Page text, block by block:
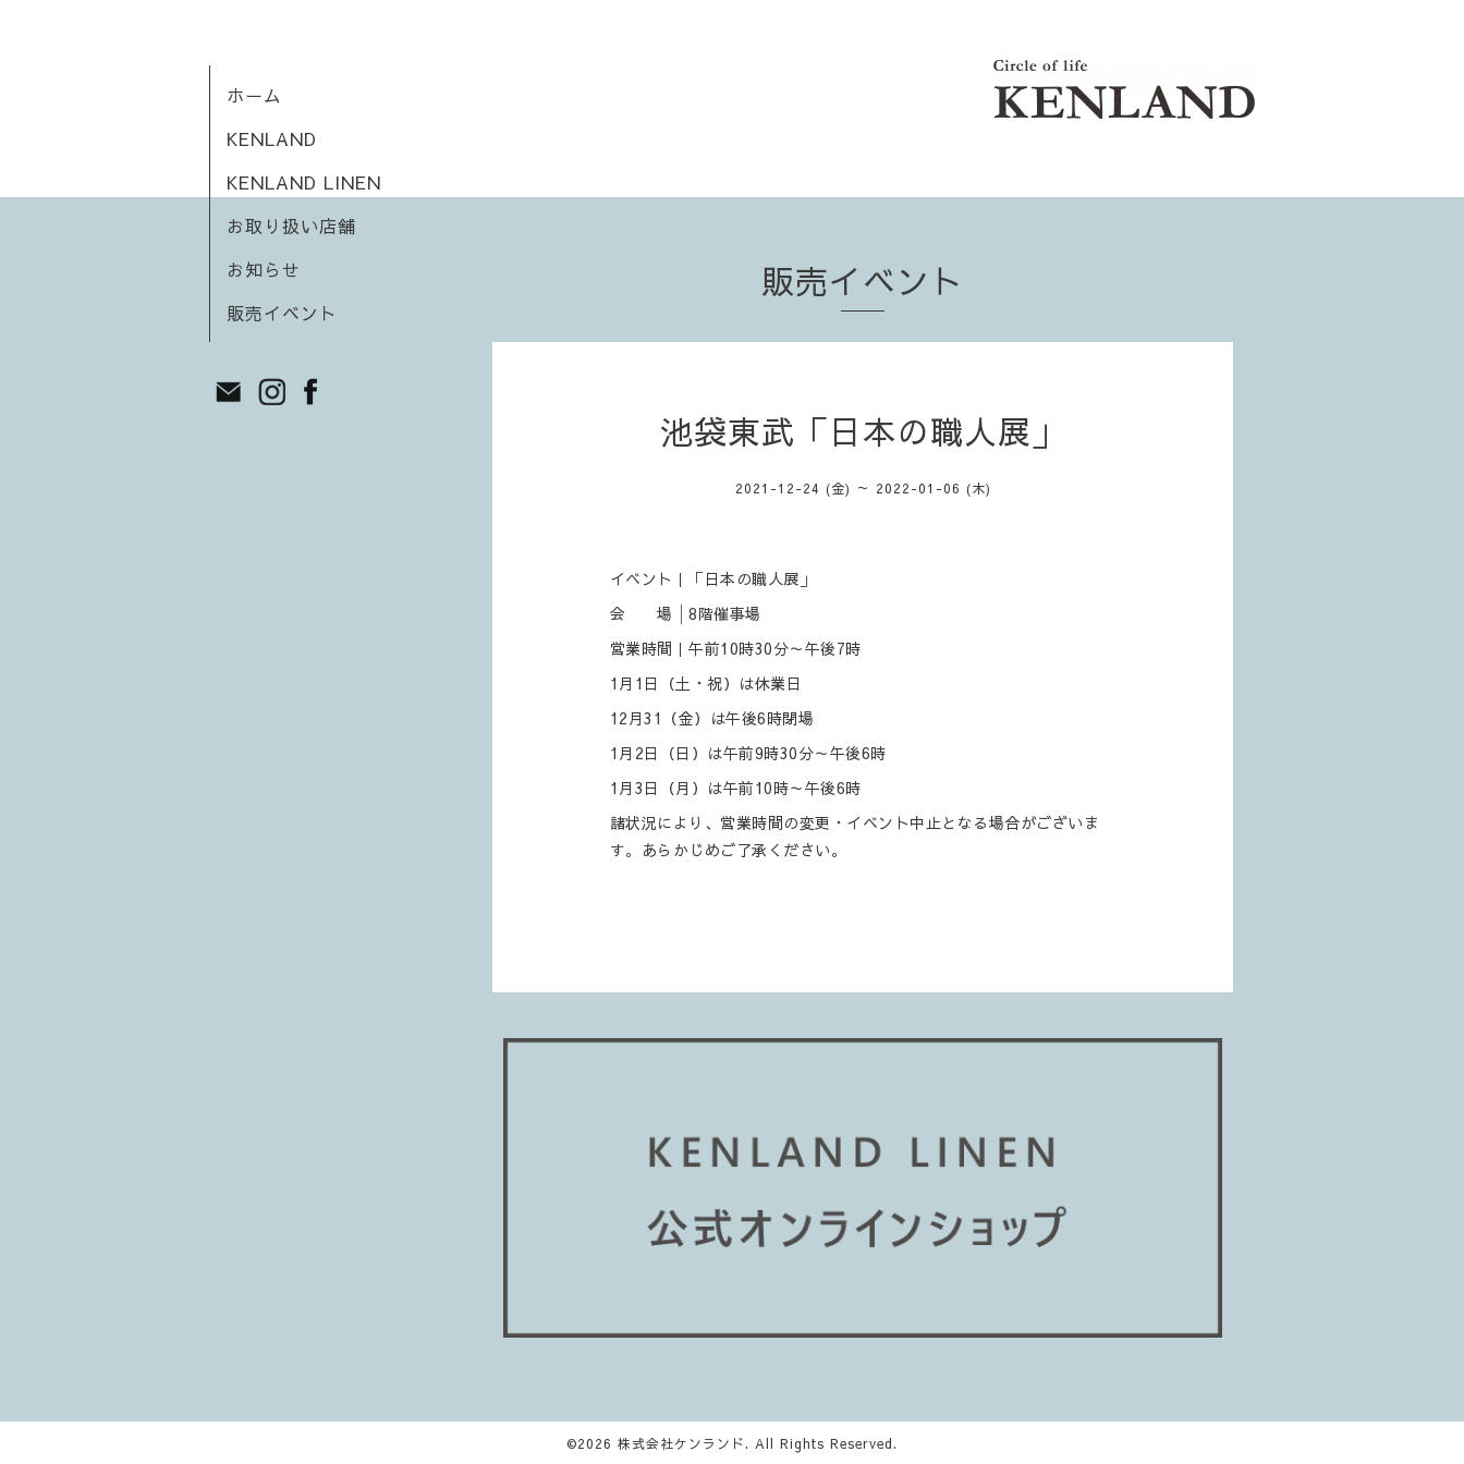
ホーム
KENLAND
KENLAND LINEN
お取り扱い店舗
お知らせ
販売イベント
販売イベント
池袋東武「日本の職人展」
2021-12-24 (金) ～ 2022-01-06 (木)
イベント｜「日本の職人展」
会 場│8階催事場
営業時間｜午前10時30分～午後7時
1月1日（土・祝）は休業日
12月31（金）は午後6時閉場
1月2日（日）は午前9時30分～午後6時
1月3日（月）は午前10時～午後6時
諸状況により、営業時間の変更・イベント中止となる場合がございま
す。あらかじめご了承ください。
©2026 株式会社ケンランド. All Rights Reserved.